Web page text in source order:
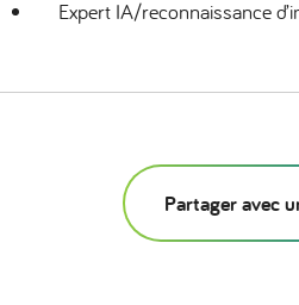
Expert IA/reconnaissance
Partager avec